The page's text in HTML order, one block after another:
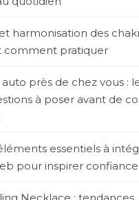
harmonisation des
comment pratiquer
près de chez vous :
à poser avant de
essentiels à
pour inspirer confiance
Necklace : tendances,